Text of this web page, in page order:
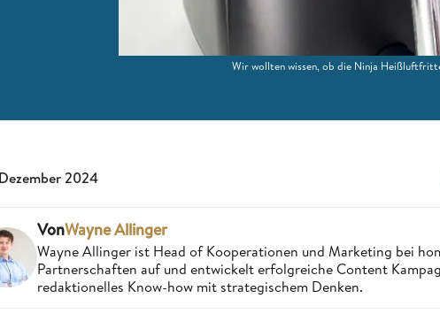
Wir wollten wissen, ob die Ninja
2024
VonWayne Allinger
Wayne Allinger ist Head of Kooperationen und Marketing bei
Partnerschaften auf und entwickelt erfolgreiche Content
redaktionelles Know-how mit strategischem Denken.